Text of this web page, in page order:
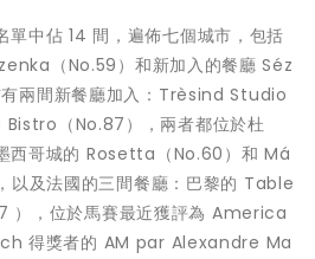
單中佔 14 間，遍佈七個城市，包括
（No.59）和新加入的餐廳 Séz
兩間新餐廳加入：Trèsind Studio
Bistro（No.87），兩者都位於杜
西哥城的 Rosetta（No.60）和 Má
及法國的三間餐廳：巴黎的 Table
，位於馬賽最近獲評為 America
得獎者的 AM par Alexandre Ma